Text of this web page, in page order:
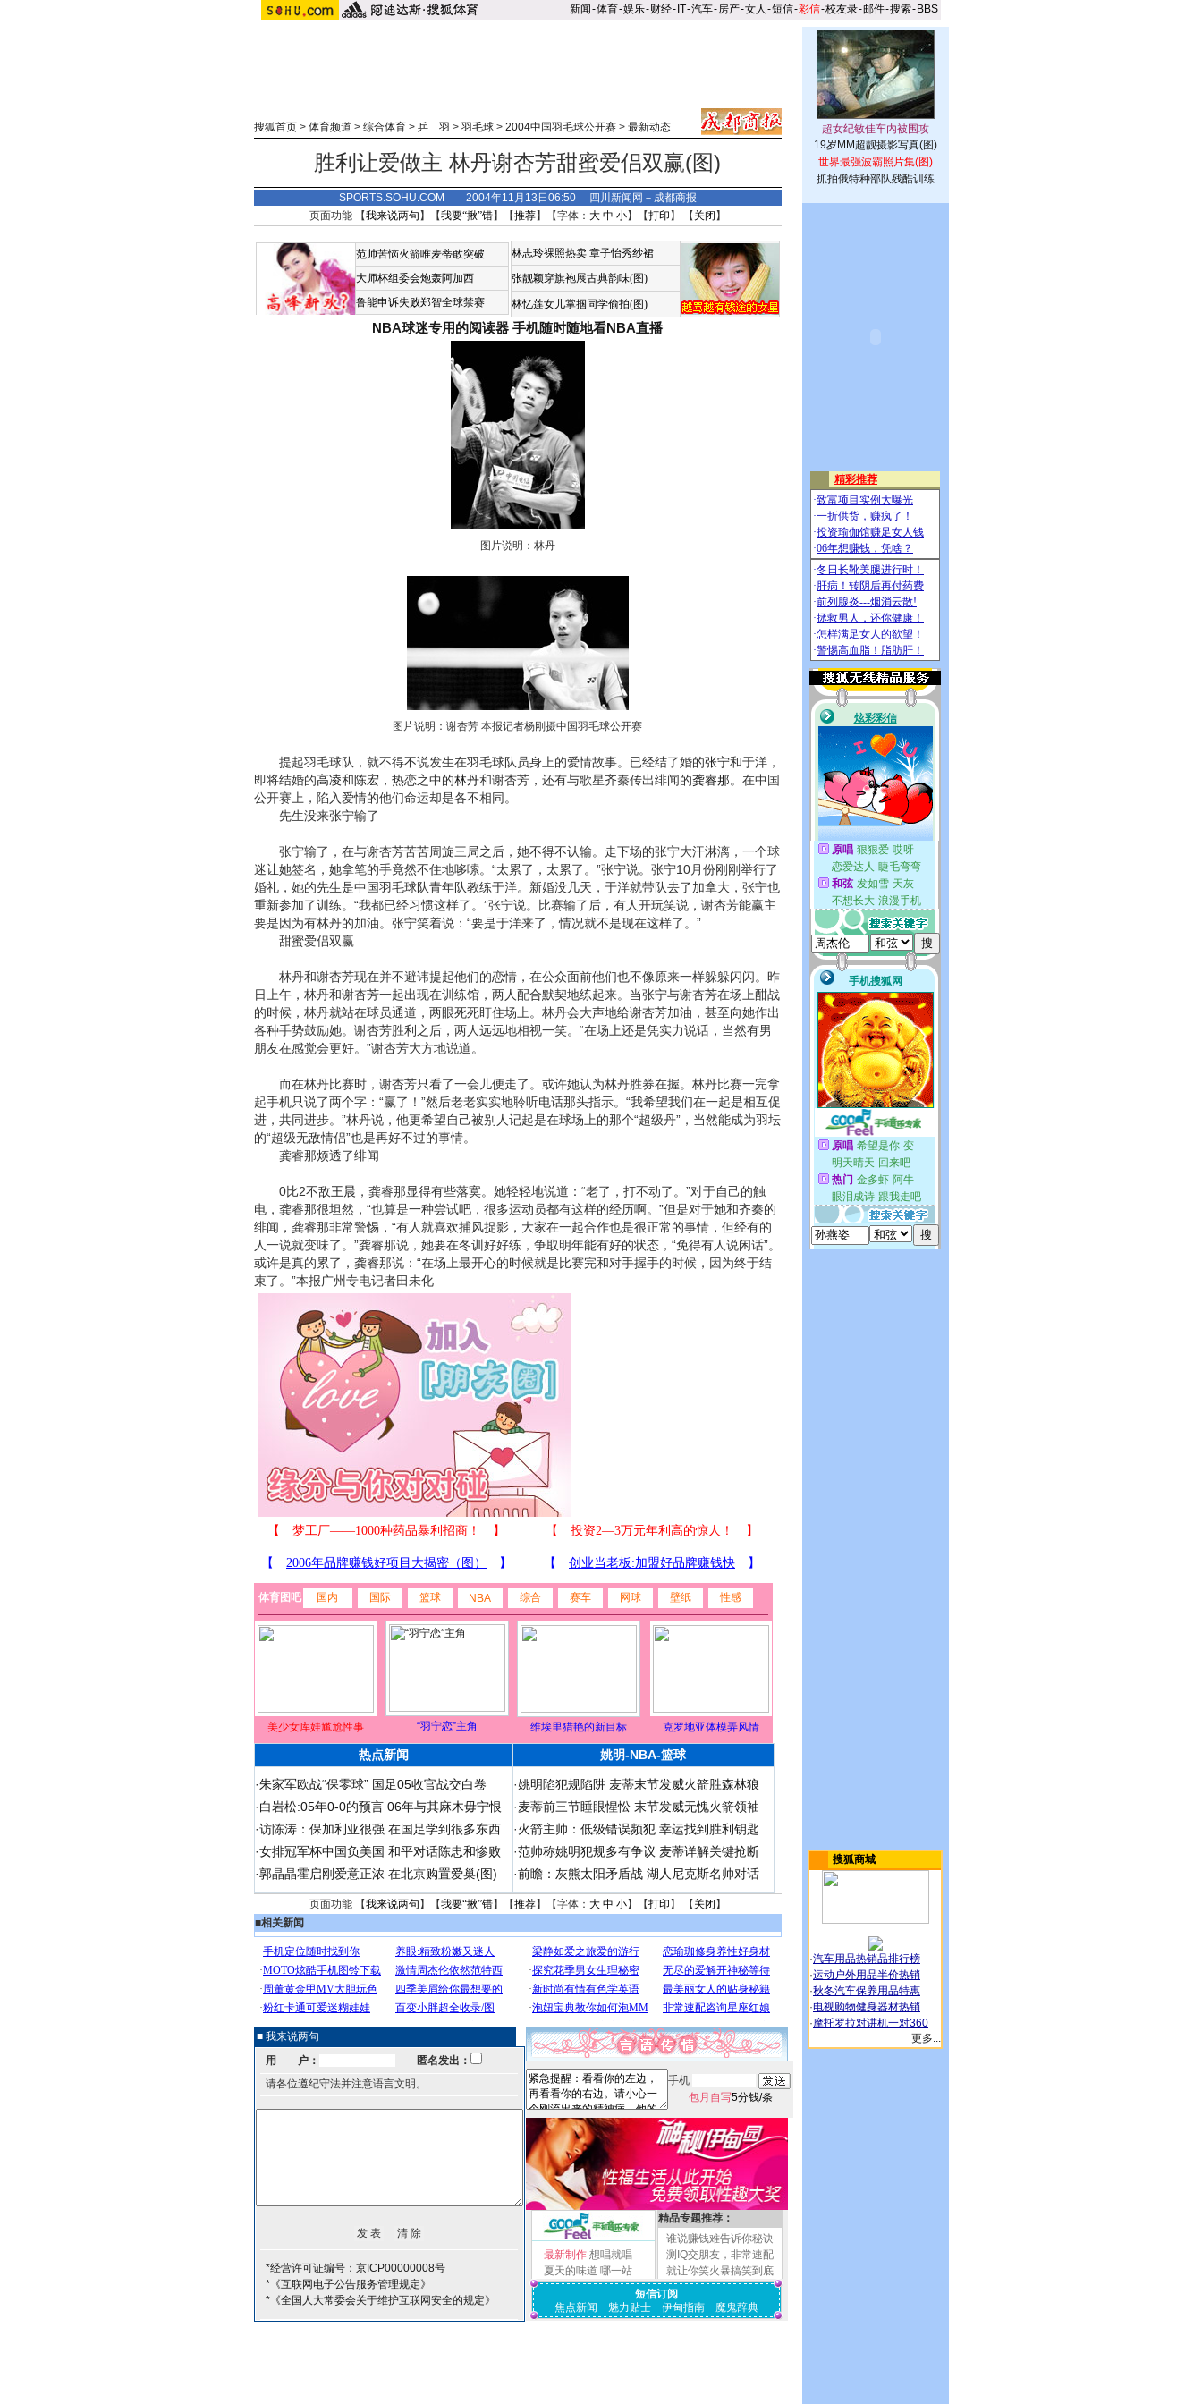
新闻-体育-娱乐-财经- IT-汽车-房产-女人 -短信-彩信-校友录-邮件-搜索- BBS
搜狐首页> 体育频道 > 综合体育> 乒 羽 > 羽毛球> 2004中国羽毛球公开赛> 最新动态
胜利让爱做主 林丹谢杏芳甜蜜爱侣双赢(图)
SPORTS.SOHU.COM 2004年11月13日06:50 四川新闻网－成都商报
页面功能 【我来说两句 】【我要“揪”错】【推荐】【字体： 大 中 小】【打印 】 【 关闭 】
范帅苦恼火箭唯麦蒂敢突破
大师杯组委会炮轰阿加西
鲁能申诉失败郑智全球禁赛
林志玲裸照热卖 章子怡秀纱裙
张靓颖穿旗袍展古典韵味(图)
林忆莲女儿掌掴同学偷拍(图)
NBA球迷专用的阅读器 手机随时随地看NBA直播
图片说明：林丹
图片说明：谢杏芳 本报记者杨刚摄中国羽毛球公开赛
提起羽毛球队，就不得不说发生在羽毛球队员身上的爱情故事。已经结了婚的张宁和于洋，
即将结婚的高凌和陈宏，热恋之中的林丹和谢杏芳，还有与歌星齐秦传出绯闻的龚睿那。在中国
公开赛上，陷入爱情的他们命运却是各不相同。
先生没来张宁输了
张宁输了，在与谢杏芳苦苦周旋三局之后，她不得不认输。走下场的张宁大汗淋漓，一个球
迷让她签名，她拿笔的手竟然不住地哆嗦。“太累了，太累了。”张宁说。张宁10月份刚刚举行了
婚礼，她的先生是中国羽毛球队青年队教练于洋。新婚没几天，于洋就带队去了加拿大，张宁也
重新参加了训练。“我都已经习惯这样了。”张宁说。比赛输了后，有人开玩笑说，谢杏芳能赢主
要是因为有林丹的加油。张宁笑着说：“要是于洋来了，情况就不是现在这样了。”
甜蜜爱侣双赢
林丹和谢杏芳现在并不避讳提起他们的恋情，在公众面前他们也不像原来一样躲躲闪闪。昨
日上午，林丹和谢杏芳一起出现在训练馆，两人配合默契地练起来。当张宁与谢杏芳在场上酣战
的时候，林丹就站在球员通道，两眼死死盯住场上。林丹会大声地给谢杏芳加油，甚至向她作出
各种手势鼓励她。谢杏芳胜利之后，两人远远地相视一笑。“在场上还是凭实力说话，当然有男
朋友在感觉会更好。”谢杏芳大方地说道。
而在林丹比赛时，谢杏芳只看了一会儿便走了。或许她认为林丹胜券在握。林丹比赛一完拿
起手机只说了两个字：“赢了！”然后老老实实地聆听电话那头指示。“我希望我们在一起是相互促
进，共同进步。”林丹说，他更希望自己被别人记起是在球场上的那个“超级丹”，当然能成为羽坛
的“超级无敌情侣”也是再好不过的事情。
龚睿那烦透了绯闻
0比2不敌王晨 ，龚睿那显得有些落寞。她轻轻地说道：“老了，打不动了。”对于自己的触
电，龚睿那很坦然，“也算是一种尝试吧，很多运动员都有这样的经历啊。”但是对于她和齐秦的
绯闻，龚睿那非常警惕，“有人就喜欢捕风捉影，大家在一起合作也是很正常的事情，但经有的
人一说就变味了。”龚睿那说，她要在冬训好好练，争取明年能有好的状态，“免得有人说闲话”。
或许是真的累了，龚睿那说：“在场上最开心的时候就是比赛完和对手握手的时候，因为终于结
束了。”本报广州专电记者田未化
体育图吧 国内 国际 篮球 NBA 综合 赛车 网球 壁纸 性感
美少女库娃尴尬性事 “羽宁恋”主角 维埃里猎艳的新目标 克罗地亚体模弄风情
热点新闻 姚明-NBA-篮球
·朱家军欧战“保零球” 国足05收官战交白卷
·白岩松:05年0-0的预言 06年与其麻木毋宁恨
·访陈涛：保加利亚很强 在国足学到很多东西
·女排冠军杯中国负美国 和平对话陈忠和惨败
·郭晶晶霍启刚爱意正浓 在北京购置爱巢(图)
·姚明陷犯规陷阱 麦蒂末节发威火箭胜森林狼
·麦蒂前三节睡眼惺忪 末节发威无愧火箭领袖
·火箭主帅：低级错误频犯 幸运找到胜利钥匙
·范帅称姚明犯规多有争议 麦蒂详解关键抢断
·前瞻：灰熊太阳矛盾战 湖人尼克斯名帅对话
页面功能 【我来说两句 】【我要“揪”错】【推荐】【字体： 大 中 小】【打印 】 【 关闭 】
■相关新闻
■ 我来说两句
用 户：
匿名发出：
请各位遵纪守法并注意语言文明。
*经营许可证编号：京ICP00000008号
*《互联网电子公告服务管理规定》
*《全国人大常委会关于维护互联网安全的规定》
手机
包月自写5分钱/条
最新制作 想唱就唱
夏天的味道 哪一站
精品专题推荐：
谁说赚钱难告诉你秘诀
测IQ交朋友，非常速配
就让你笑火暴搞笑到底
短信订阅
焦点新闻
魅力贴士 伊甸指南 魔鬼辞典
19岁MM超靓摄影写真(图)
世界最强波霸照片集(图)
抓拍俄特种部队残酷训练
搜狐商城
·汽车用品热销品排行榜
·运动户外用品半价热销
·秋冬汽车保养用品特惠
·电视购物健身器材热销
·摩托罗拉对讲机一对360
更多...